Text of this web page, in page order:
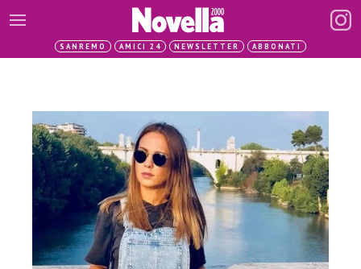
SANREMO AMICI 24 NEWSLETTER ABBONATI